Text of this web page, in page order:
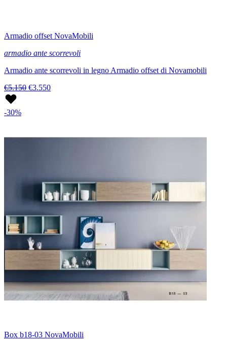
Armadio offset NovaMobili
armadio ante scorrevoli
Armadio ante scorrevoli in legno Armadio offset di Novamobili
€5.150 €3.550
-30%
Box b18-03 NovaMobili